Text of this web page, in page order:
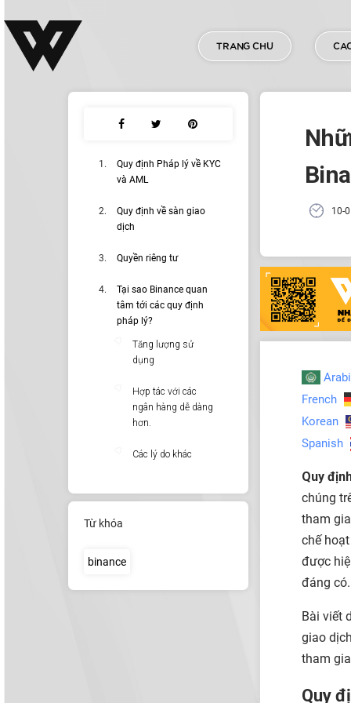
TRANG CHU
Quy định Pháp lý về KYC
và AML
Quy định về sàn giao
dịch
Quyền riêng tư
Tại sao Binance quan
tâm tới các quy định
pháp lý?
Tăng lượng sử
dụng
Hợp tác với các
ngân hàng dễ dàng
hơn.
Các lý do khác
Từ khóa
binance
10-
French
Korean
Spanish
Quy
chúng
tham
chế
được
đáng có.
Bài viết
giao
tham
Quy